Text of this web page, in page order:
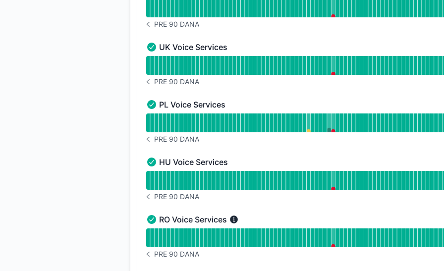
ISTORIJA OBAVEŠTENJA PRE 90 DANA
PRE 90 DANA
UK Voice Services - Funkcioniše
UK Voice Services
ISTORIJA OBAVEŠTENJA PRE 90 DANA
PRE 90 DANA
PL Voice Services - Funkcioniše
PL Voice Services
ISTORIJA OBAVEŠTENJA PRE 90 DANA
PRE 90 DANA
HU Voice Services - Funkcioniše
HU Voice Services
ISTORIJA OBAVEŠTENJA PRE 90 DANA
PRE 90 DANA
RO Voice Services - Funkcioniše
RO Voice Services
ISTORIJA OBAVEŠTENJA PRE 90 DANA
PRE 90 DANA